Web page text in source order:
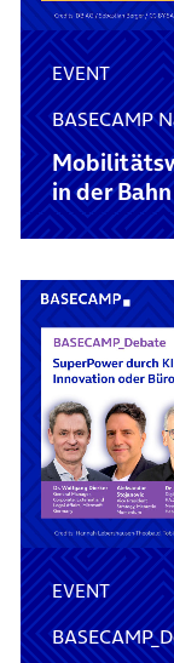
EVENT
BASECAMP
in der
EVENT